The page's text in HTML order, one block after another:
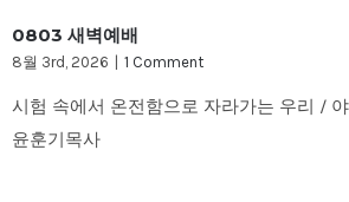
0803 새벽예배
8월 3rd, 2026 1 Comment
시험 속에서 온전함으로 자라가는 우리 / 야
윤훈기목사